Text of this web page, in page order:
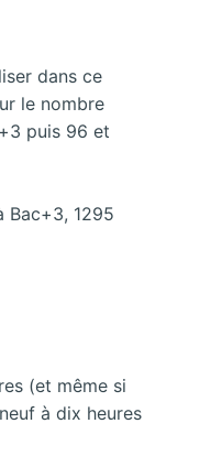
dans ce
le nombre
puis 96 et
Bac+3, 1295
(et même si
à dix heures